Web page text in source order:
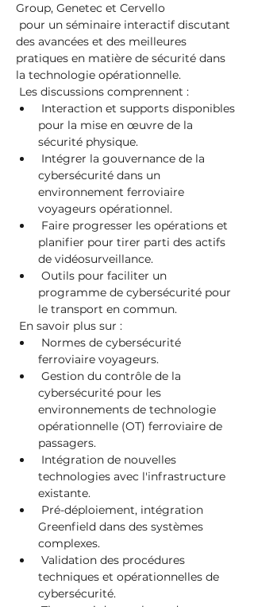
Group, Genetec et Cervello
des avancées et des meilleures
pratiques en matière de sécurité dans
la technologie opérationnelle.
Les discussions comprennent :
pour la mise en œuvre de la
sécurité physique.
cybersécurité dans un
environnement ferroviaire
voyageurs opérationnel.
planifier pour tirer parti des actifs
de vidéosurveillance.
programme de cybersécurité pour
le transport en commun.
En savoir plus sur :
ferroviaire voyageurs.
cybersécurité pour les
environnements de technologie
opérationnelle (OT) ferroviaire de
passagers.
technologies avec l'infrastructure
existante.
Greenfield dans des systèmes
complexes.
techniques et opérationnelles de
cybersécurité.